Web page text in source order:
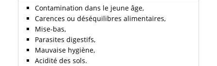
Contamination dans le jeune âge,
Carences ou déséquilibres alimentaires,
Mise-bas,
Parasites digestifs,
Mauvaise hygiène,
Acidité des sols.